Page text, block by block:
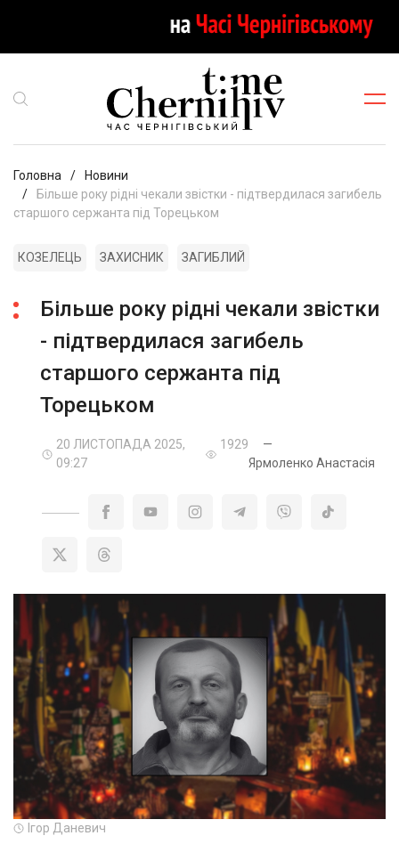
Головна
Новини
Більше року рідні чекали звістки - підтвердилася загибель
старшого сержанта під Торецьком
КОЗЕЛЕЦЬ ЗАХИСНИК ЗАГИБЛИЙ
Більше року рідні чекали звістки
- підтвердилася загибель
старшого сержанта під
Торецьком
20 ЛИСТОПАДА 2025,
09:27
1929
—
Ярмоленко Анастасія
Ігор Даневич